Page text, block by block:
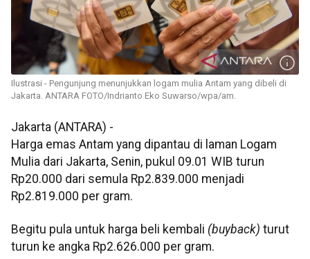
Ilustrasi - Pengunjung menunjukkan logam mulia Antam yang dibeli di
Jakarta. ANTARA FOTO/Indrianto Eko Suwarso/wpa/am.
Jakarta (ANTARA) -
Harga emas Antam yang dipantau di laman Logam
Mulia dari Jakarta, Senin, pukul 09.01 WIB turun
Rp20.000 dari semula Rp2.839.000 menjadi
Rp2.819.000 per gram.
Begitu pula untuk harga beli kembali (buyback) turut
turun ke angka Rp2.626.000 per gram.